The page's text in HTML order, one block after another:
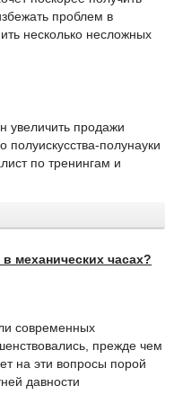
проблем в
несколько несложных
увеличить продажи
полуискусства-полунауки
по тренингам и
механических часах?
современных
прежде чем
на эти вопросы порой
давности